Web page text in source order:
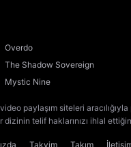
Overdo
The Shadow Sovereign
Mystic Nine
paylaşım siteleri
telif haklarınızı ihlal
Takvim Takım